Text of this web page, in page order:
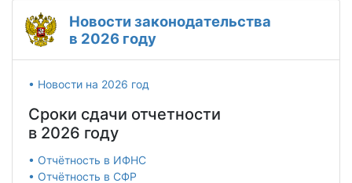
Новости законодательства
в 2026 году
• Новости на 2026 год
Сроки сдачи отчетности
в 2026 году
• Отчётность в ИФНС
• Отчётность в СФР